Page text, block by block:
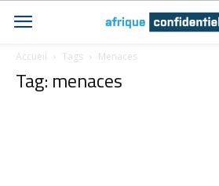
Accueil Tags Menaces
Tag: menaces